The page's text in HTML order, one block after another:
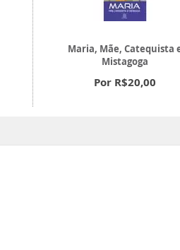
Maria, Mãe, Catequista
Mistagoga
Por R$20,00